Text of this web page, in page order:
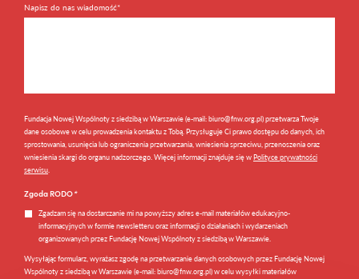
Napisz do nas wiadomość*
Fundacja Nowej Wspólnoty z siedzibą w Warszawie (e-mail: biuro@fnw.org.pl) przetwarza Twoje
dane osobowe w celu prowadzenia kontaktu z Tobą. Przysługuje Ci prawo dostępu do danych, ich
sprostowania, usunięcia lub ograniczenia przetwarzania, wniesienia sprzeciwu, przenoszenia oraz
wniesienia skargi do organu nadzorczego. Więcej informacji znajduje się wPolityce prywatności
serwisu.
Zgoda RODO*
Zgadzam się na dostarczanie mi na powyższy adres e-mail materiałów edukacyjno-
informacyjnych w formie newsletteru oraz informacji o działaniach i wydarzeniach
organizowanych przez Fundację Nowej Wspólnoty z siedzibą w Warszawie.
Wysyłając formularz, wyrażasz zgodę na przetwarzanie danych osobowych przez Fundację Nowej
Wspólnoty z siedzibą w Warszawie (e-mail: biuro@fnw.org.pl) w celu wysyłki materiałów